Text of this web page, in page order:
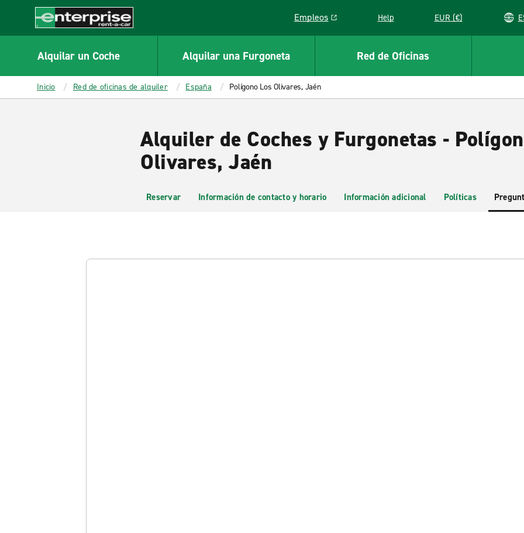
CONTENT
Enterprise
Empleos
Link opens in a new window
Help EUR (€)
Alquilar un Coche Alquilar una Furgoneta Red de Oficinas
Inicio Red de oficinas de alquiler España Polígono Los Olivares, Jaén
Alquiler de Coches y Furgonetas -
Olivares, Jaén
Reservar Información de contacto y horario Información adicional Políticas